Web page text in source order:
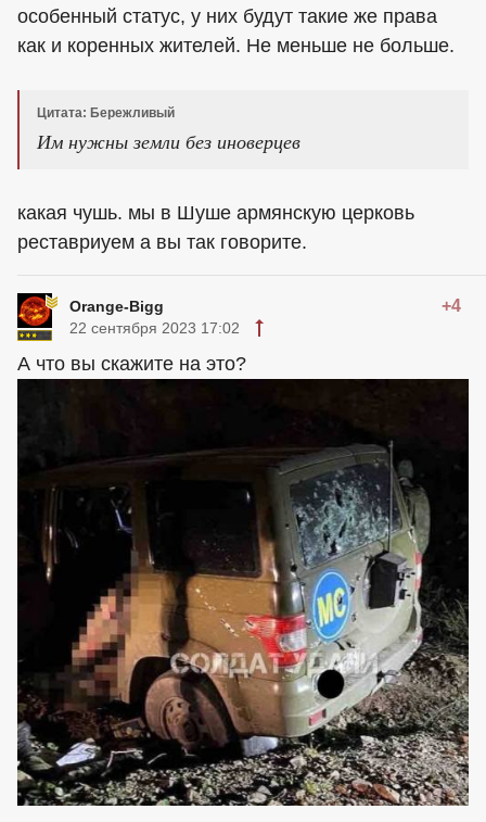
особенный статус, у них будут такие же права
как и коренных жителей. Не меньше не больше.
Цитата: Бережливый
Им нужны земли без иноверцев
какая чушь. мы в Шуше армянскую церковь
реставриуем а вы так говорите.
Orange-Bigg +4
22 сентября 2023 17:02
А что вы скажите на это?